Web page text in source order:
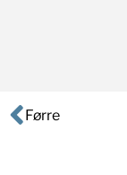
Førre